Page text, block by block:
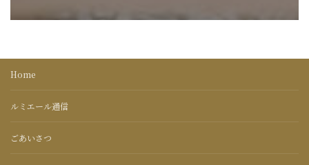
Home
ルミエール通信
ごあいさつ